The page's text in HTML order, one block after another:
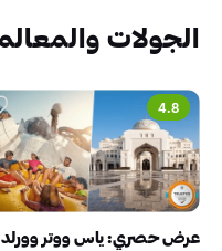
الجولات
4.8